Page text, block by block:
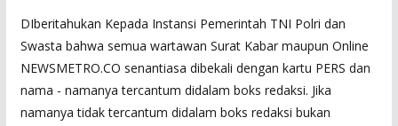
DIberitahukan Kepada Instansi Pemerintah TNI Polri dan
Swasta bahwa semua wartawan Surat Kabar maupun Online
NEWSMETRO.CO senantiasa dibekali dengan kartu PERS dan
nama - namanya tercantum didalam boks redaksi. Jika
namanya tidak tercantum didalam boks redaksi bukan